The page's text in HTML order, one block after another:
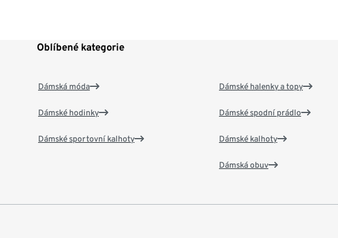
Oblíbené kategorie
Dámská móda
Dámské hodinky
Dámské sportovní kalhoty
Dámské halenky a topy
Dámské spodní prádlo
Dámské kalhoty
Dámská obuv